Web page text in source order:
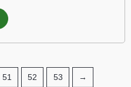
51 52 53 →